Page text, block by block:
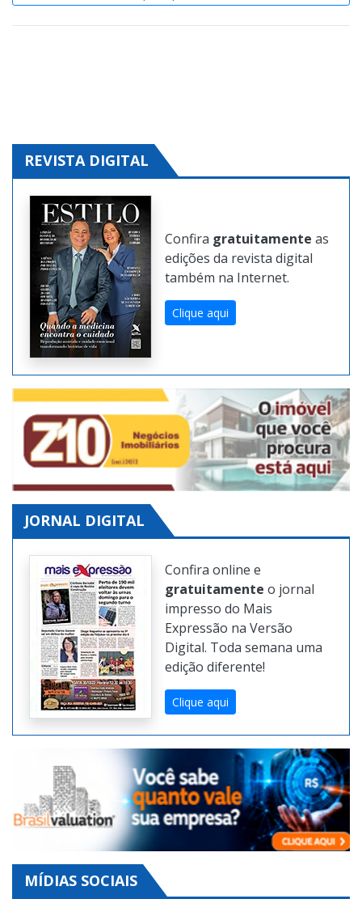
Clique aqui e solicite!
Confira gratuitamente
edições da revista digital
também na Internet.
Confira online e
gratuitamenteo jornal
impresso do Mais
Expressão na Versão
Digital. Toda semana uma
edição diferente!